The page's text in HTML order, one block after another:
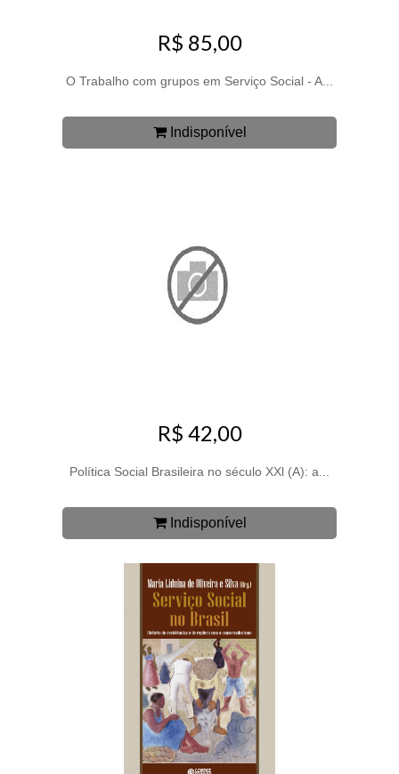
R$ 85,00
O Trabalho com grupos em Serviço Social - A...
Indisponível
R$ 42,00
Política Social Brasileira no século XXl (A): a...
Indisponível